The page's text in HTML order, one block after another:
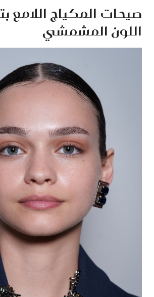
صيحات المكياج اللامع
اللون المشمشي